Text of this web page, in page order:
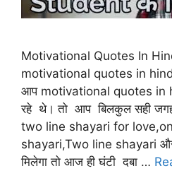
Motivational Quotes In
motivational quotes in
आप motivational quotes in
रहे थे। तो आप बिलकुल सही
two line shayari for
shayari,Two line shayari
मिलेगा तो आज ही घंटी दबा …